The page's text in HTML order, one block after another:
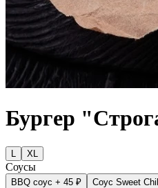
Бургер
XL
Соусы
BBQ соус + 45 ₽ Соус Sweet